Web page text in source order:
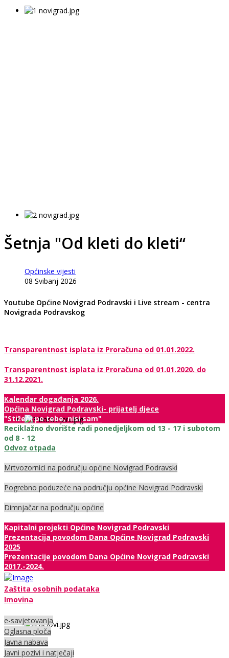
Šetnja "Od kleti do kleti“
Općinske vijesti
08 Svibanj 2026
Youtube Općine Novigrad Podravski i Live stream - centra
Novigrada Podravskog
Transparentnost isplata iz Proračuna od 01.01.2022.
Transparentnost isplata iz Proračuna od 01.01.2020. do
31.12.2021.
Kalendar događanja 2026.
Općina Novigrad Podravski- prijatelj djece
"Stižem po tebe, nisi sam"
Reciklažno dvorište radi ponedjeljkom od 13 - 17 i subotom
od 8 - 12
Odvoz otpada
Mrtvozornici na području općine Novigrad Podravski
Pogrebno poduzeće na području općine Novigrad Podravski
Dimnjačar na području općine
Kapitalni projekti Općine Novigrad Podravski
Prezentacija povodom Dana Općine Novigrad Podravski
2025
Prezentacije povodom Dana Općine Novigrad Podravski
2017.-2024.
Zaštita osobnih podataka
Imovina
e-savjetovanja
Oglasna ploča
Javna nabava
Javni pozivi i natječaji